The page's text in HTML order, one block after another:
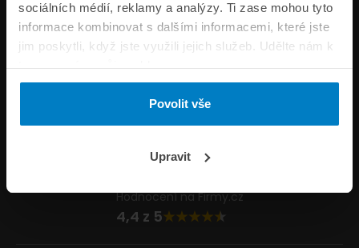
sociálních médií, reklamy a analýzy. Ti zase mohou tyto
informace kombinovat s dalšími informacemi, které jste
jim poskytli, když jste využili jejich služeb. Udělte nám k
tomu prosím svůj souhlas.
Povolit vše
Upravit
Informace
ePojisteni.cz
Formuláře
Napište nám
Hodnocení na Firmy.cz
4,4 z 5